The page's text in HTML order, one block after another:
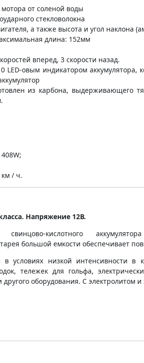
от соленой воды
стекловолокна
а также высота и угол наклона
длина: 152мм
вперед, 3 скорости назад.
овым индикатором аккумулятора,
из карбона, выдерживающего
км / ч.
Напряжение 12В.
свинцово-кислотного
большой емкости обеспечивает
условиях низкой интенсивности в
тележек для гольфа,
оборудования. С электролитом